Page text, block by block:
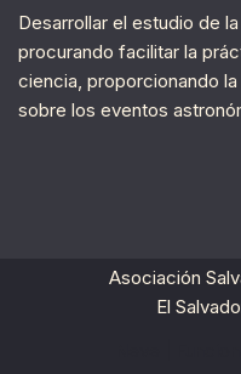
Desarrollar el estudio de
procurando facilitar la
ciencia, proporcionando
sobre los eventos
Asociación
El